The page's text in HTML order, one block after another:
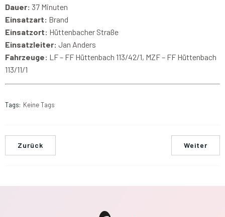
Dauer: 37 Minuten
Einsatzart: Brand
Einsatzort: Hüttenbacher Straße
Einsatzleiter: Jan Anders
Fahrzeuge: LF – FF Hüttenbach 113/42/1, MZF – FF Hüttenbach
113/11/1
Tags: Keine Tags
Zurück Weiter